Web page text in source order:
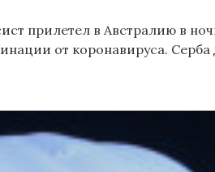
прилетел в Австралию в
от коронавируса.